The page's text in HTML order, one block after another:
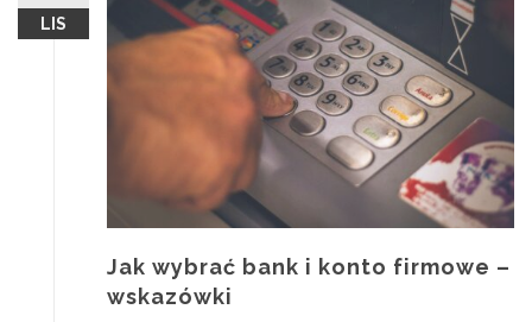
LIS
Jak wybrać bank i konto firmowe –
wskazówki